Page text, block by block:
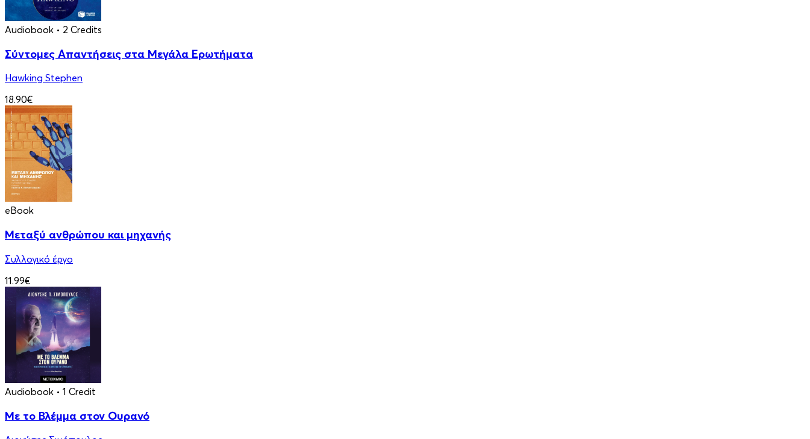
Audiobook • 2 Credits
Σύντομες Απαντήσεις στα Μεγάλα Ερωτήματα
Hawking Stephen
18.90€
eBook
Μεταξύ ανθρώπου και μηχανής
Συλλογικό έργο
11.99€
Audiobook • 1 Credit
Με το Βλέμμα στον Ουρανό